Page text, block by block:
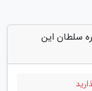
با "معرفی هتل 5 ستاره سلطان این